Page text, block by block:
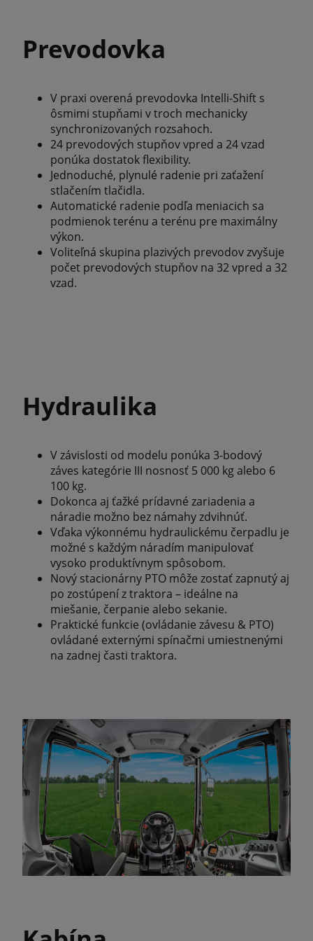
Prevodovka
V praxi overená prevodovka Intelli-Shift s
ôsmimi stupňami v troch mechanicky
synchronizovaných rozsahoch.
24 prevodových stupňov vpred a 24 vzad
ponúka dostatok flexibility.
Jednoduché, plynulé radenie pri zaťažení
stlačením tlačidla.
Automatické radenie podľa meniacich sa
podmienok terénu a terénu pre maximálny
výkon.
Voliteľná skupina plazivých prevodov zvyšuje
počet prevodových stupňov na 32 vpred a 32
vzad.
Hydraulika
V závislosti od modelu ponúka 3-bodový
záves kategórie III nosnosť 5 000 kg alebo 6
100 kg.
Dokonca aj ťažké prídavné zariadenia a
náradie možno bez námahy zdvihnúť.
Vďaka výkonnému hydraulickému čerpadlu je
možné s každým náradím manipulovať
vysoko produktívnym spôsobom.
Nový stacionárny PTO môže zostať zapnutý aj
po zostúpení z traktora – ideálne na
miešanie, čerpanie alebo sekanie.
Praktické funkcie (ovládanie závesu & PTO)
ovládané externými spínačmi umiestnenými
na zadnej časti traktora.